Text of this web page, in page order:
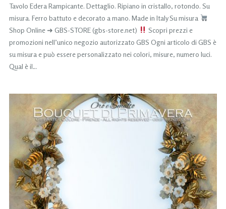
Tavolo Edera Rampicante. Dettaglio. Ripiano in cristallo, rotondo. Su
misura. Ferro battuto e decorato a mano. Made in Italy Su misura
Shop Online ➜ GBS-STORE (gbs-store.net)
Scopri prezzi e
promozioni nell’unico negozio autorizzato GBS Ogni articolo di GBS è
su misura e può essere personalizzato nei colori, misure, numero luci.
Qual è il…